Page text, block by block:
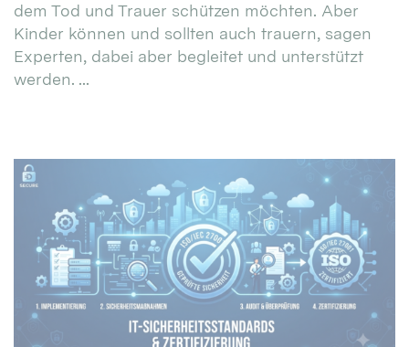
dem Tod und Trauer schützen möchten. Aber
Kinder können und sollten auch trauern, sagen
Experten, dabei aber begleitet und unterstützt
werden. ...